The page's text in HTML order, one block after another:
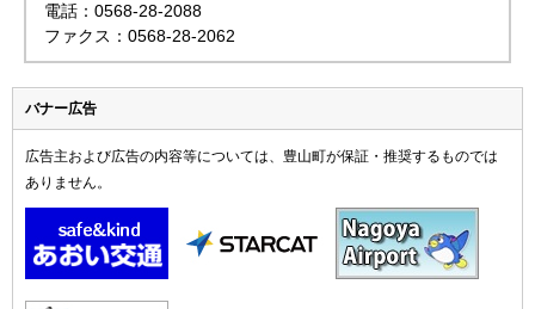
電話：0568-28-2088
ファクス：0568-28-2062
バナー広告
広告主および広告の内容等については、豊山町が保証・推奨するものでは
ありません。